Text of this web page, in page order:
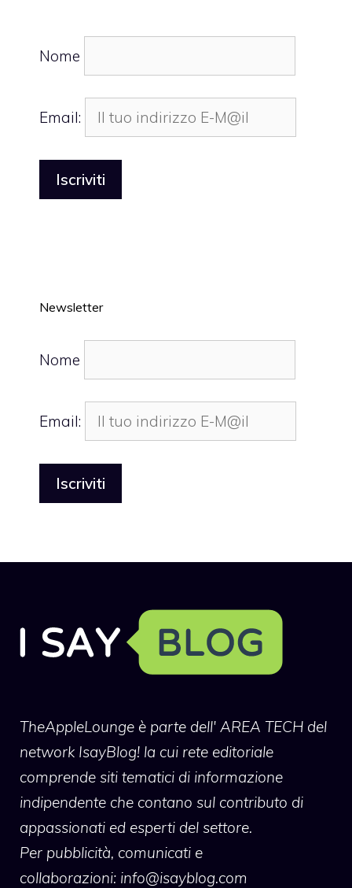
Nome
Email:
Newsletter
Nome
Email:
TheAppleLounge è parte dell' AREA TECH del
network IsayBlog! la cui rete editoriale
comprende siti tematici di informazione
indipendente che contano sul contributo di
appassionati ed esperti del settore.
Per pubblicità, comunicati e
collaborazioni: info@isayblog.com